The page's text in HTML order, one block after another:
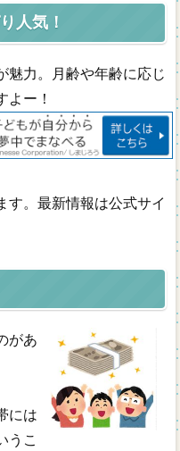
人気！
魅力。月齢や年齢に応じ
よー！
す。最新情報は公式サイ
があ
には
うこ